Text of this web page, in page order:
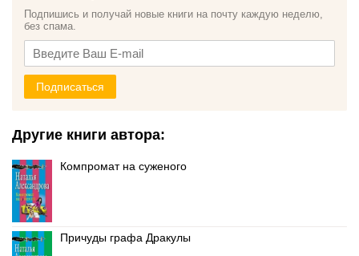
Подпишись и получай новые книги на почту каждую неделю,
без спама.
Подписаться
Другие книги автора:
Компромат на суженого
Причуды графа Дракулы